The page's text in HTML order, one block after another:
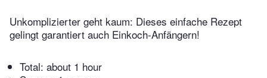
Unkomplizierter geht kaum: Dieses einfache Rezept
gelingt garantiert auch Einkoch-Anfängern!
Total: about 1 hour